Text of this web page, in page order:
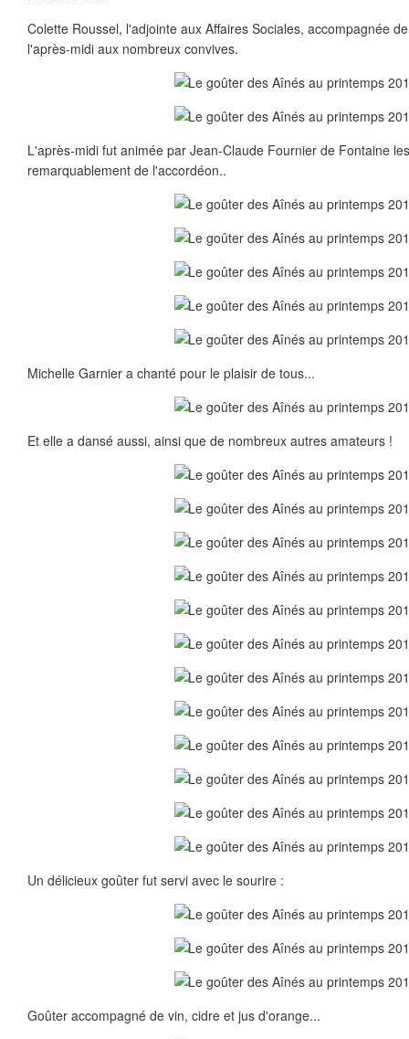
Colette Roussel, l'adjointe aux Affaires Sociales, accompagnée
l'après-midi aux nombreux convives.
L'après-midi fut animée par Jean-Claude Fournier de Fontaine
remarquablement de l'accordéon..
Michelle Garnier a chanté pour le plaisir de tous...
Et elle a dansé aussi, ainsi que de nombreux autres amateurs !
Un délicieux goûter fut servi avec le sourire :
Goûter accompagné de vin, cidre et jus d'orange...